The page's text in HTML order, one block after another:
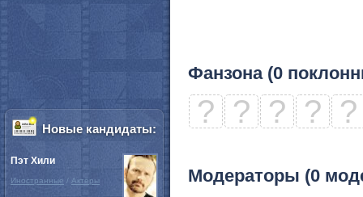
Фанзона (0
? ? ? ? ?
Модераторы (0
Новые кандидаты:
Пэт Хили
Иностранные / Актёры